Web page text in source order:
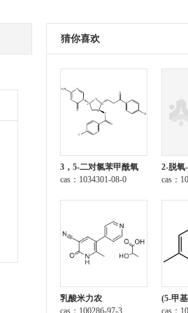
猜你喜欢
3，5-二对氯苯甲酰氧
基-2-脱氧-5-氮杂胞苷
cas：1034301-08-0
2-脱氧
呋喃戊
cas：
乳酸米力农
cas：100286-97-3
(5-甲
cas：